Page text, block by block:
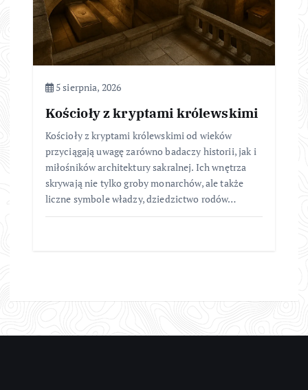
5 sierpnia, 2026
Kościoły z kryptami królewskimi
Kościoły z kryptami królewskimi od wieków
przyciągają uwagę zarówno badaczy historii, jak i
miłośników architektury sakralnej. Ich wnętrza
skrywają nie tylko groby monarchów, ale także
liczne symbole władzy, dziedzictwo rodów…